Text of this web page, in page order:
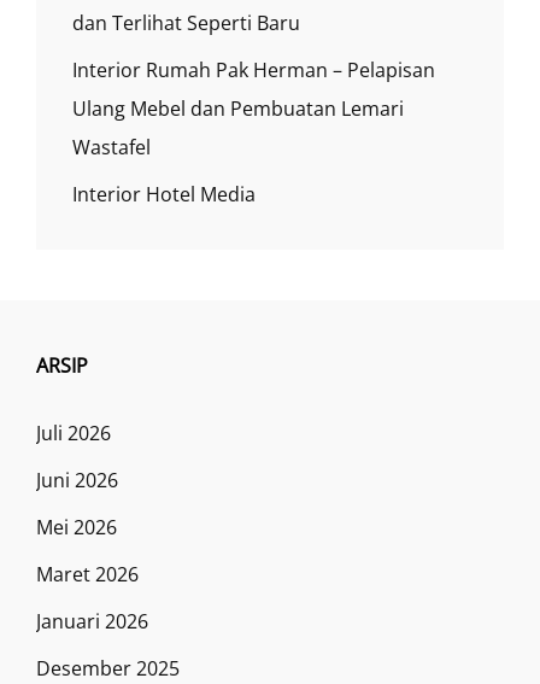
dan Terlihat Seperti Baru
Interior Rumah Pak Herman – Pelapisan
Ulang Mebel dan Pembuatan Lemari
Wastafel
Interior Hotel Media
ARSIP
Juli 2026
Juni 2026
Mei 2026
Maret 2026
Januari 2026
Desember 2025